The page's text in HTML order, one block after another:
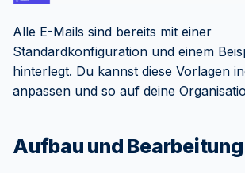
e
r
t
Hinweise zur Verwendung
Typische Anwendungsfälle
Alle E-Mails sind bereits mit einer
Standardkonfiguration und einem
hinterlegt. Du kannst diese Vorlagen
anpassen und so auf deine
Aufbau und Bearbeitung